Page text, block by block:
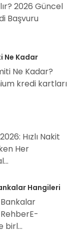
2026 Güncel
Başvuru
Ne Kadar
Ne Kadar?
kredi kartları
Hızlı Nakit
Her
Hangileri
birl...